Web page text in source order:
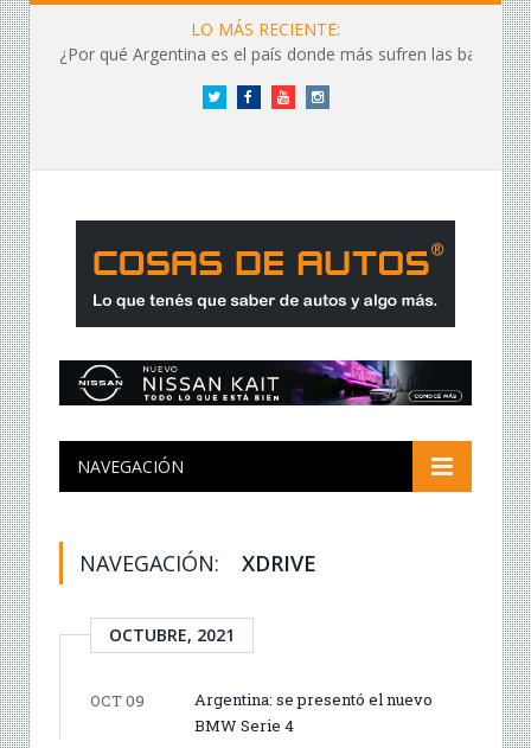
LO MÁS RECIENTE:
¿Por qué Argentina es el país donde más sufren las baterías?
Twitter FacebookYouTubeInstagram
NAVEGACIÓN
NAVEGACIÓN: XDRIVE
OCTUBRE, 2021
OCT 09
Argentina: se presentó el nuevo
BMW Serie 4